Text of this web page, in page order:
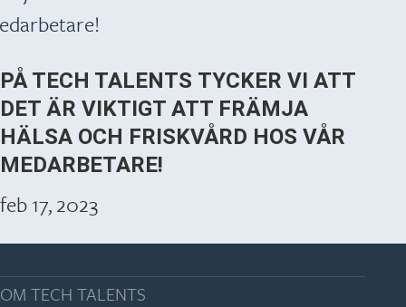
PÅ TECH TALENTS TYCKER VI ATT
DET ÄR VIKTIGT ATT FRÄMJA
HÄLSA OCH FRISKVÅRD HOS VÅR
MEDARBETARE!
feb 17, 2023
OM TECH TALENTS